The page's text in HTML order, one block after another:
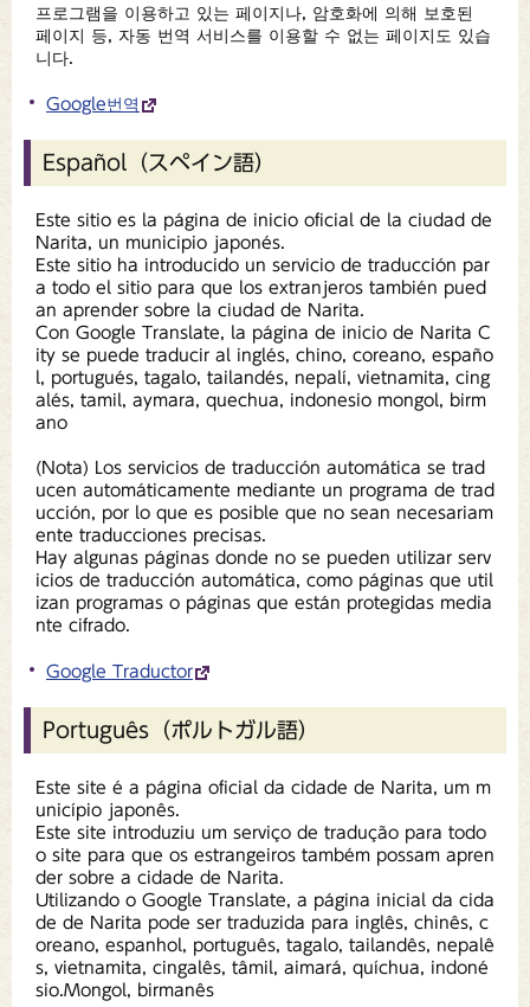
프로그램을 이용하고 있는 페이지나, 암호화에 의해 보호된
페이지 등, 자동 번역 서비스를 이용할 수 없는 페이지도 있습
니다.
Google번역
Español（スペイン語）
Este sitio es la página de inicio oficial de la ciudad de
Narita, un municipio japonés.
Este sitio ha introducido un servicio de traducción par
a todo el sitio para que los extranjeros también pued
an aprender sobre la ciudad de Narita.
Con Google Translate, la página de inicio de Narita C
ity se puede traducir al inglés, chino, coreano, españo
l, portugués, tagalo, tailandés, nepalí, vietnamita, cing
alés, tamil, aymara, quechua, indonesio mongol, birm
ano
(Nota) Los servicios de traducción automática se trad
ucen automáticamente mediante un programa de trad
ucción, por lo que es posible que no sean necesariam
ente traducciones precisas.
Hay algunas páginas donde no se pueden utilizar serv
icios de traducción automática, como páginas que util
izan programas o páginas que están protegidas media
nte cifrado.
Google Traductor
Português（ポルトガル語）
Este site é a página oficial da cidade de Narita, um m
unicípio japonês.
Este site introduziu um serviço de tradução para todo
o site para que os estrangeiros também possam apren
der sobre a cidade de Narita.
Utilizando o Google Translate, a página inicial da cida
de de Narita pode ser traduzida para inglês, chinês, c
oreano, espanhol, português, tagalo, tailandês, nepalê
s, vietnamita, cingalês, tâmil, aimará, quíchua, indoné
sio.Mongol, birmanês